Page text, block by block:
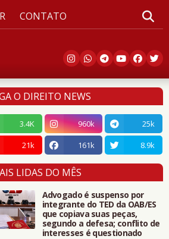
CONTATO
O DIREITO NEWS
3.4K 960k
25k
21k
161k 8.9k
LIDAS DO MÊS
Advogado é suspenso por
integrante do TED da OAB/ES
que copiava suas peças,
segundo a defesa; conflito de
interesses é questionado